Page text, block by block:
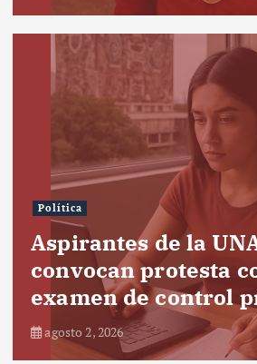
Política
Aspirantes de la
convocan protesta
examen de control
agosto 2, 2026